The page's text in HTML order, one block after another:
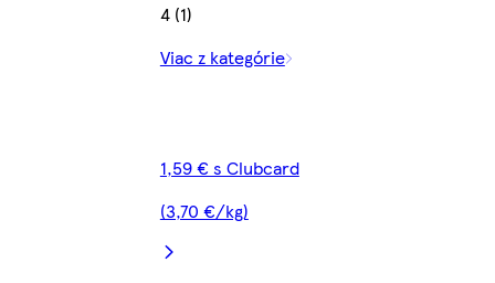
4 (1)
Viac z kategórie
1,59 € s Clubcard
(3,70 €/kg)